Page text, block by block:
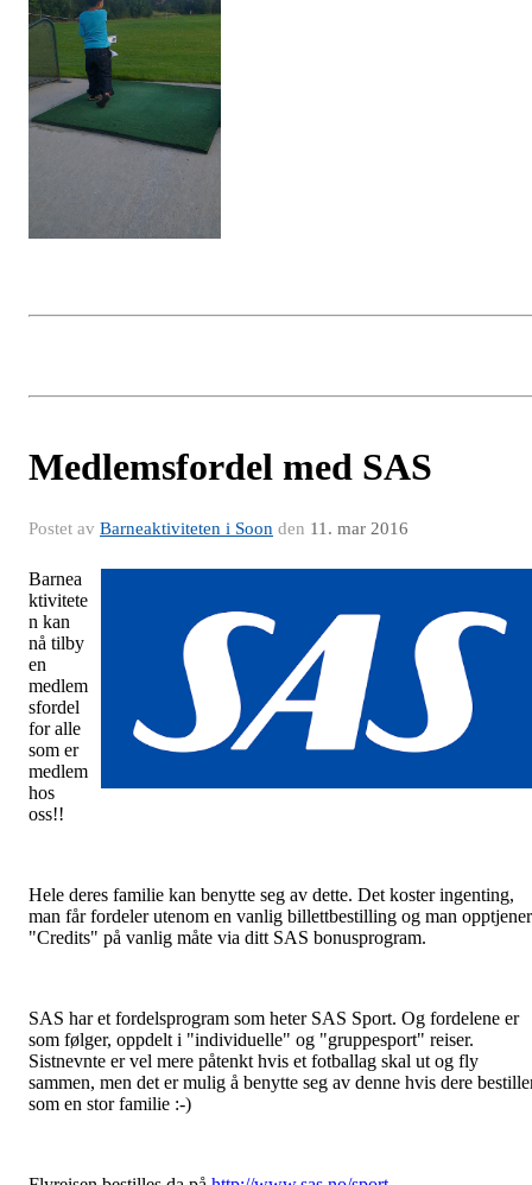
Medlemsfordel med SAS
Postet av Barneaktiviteten i Soon den 11. mar 2016
Barnea
ktivitete
n kan
nå tilby
en
medlem
sfordel
for alle
som er
medlem
hos
oss!!
Hele deres familie kan benytte seg av dette. Det koster ingenting,
man får fordeler utenom en vanlig billettbestilling og man opptjener
"Credits" på vanlig måte via ditt SAS bonusprogram.
SAS har et fordelsprogram som heter SAS Sport. Og fordelene er
som følger, oppdelt i "individuelle" og "gruppesport" reiser.
Sistnevnte er vel mere påtenkt hvis et fotballag skal ut og fly
sammen, men det er mulig å benytte seg av denne hvis dere
som en stor familie :-)